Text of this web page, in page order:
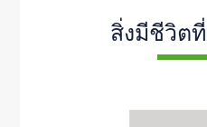
สิ่งมีชีวิต